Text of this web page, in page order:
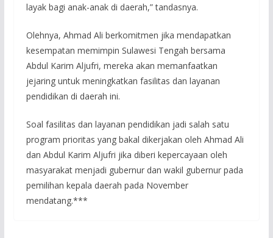
layak bagi anak-anak di daerah,” tandasnya.
Olehnya, Ahmad Ali berkomitmen jika mendapatkan
kesempatan memimpin Sulawesi Tengah bersama
Abdul Karim Aljufri, mereka akan memanfaatkan
jejaring untuk meningkatkan fasilitas dan layanan
pendidikan di daerah ini.
Soal fasilitas dan layanan pendidikan jadi salah satu
program prioritas yang bakal dikerjakan oleh Ahmad Ali
dan Abdul Karim Aljufri jika diberi kepercayaan oleh
masyarakat menjadi gubernur dan wakil gubernur pada
pemilihan kepala daerah pada November
mendatang.***